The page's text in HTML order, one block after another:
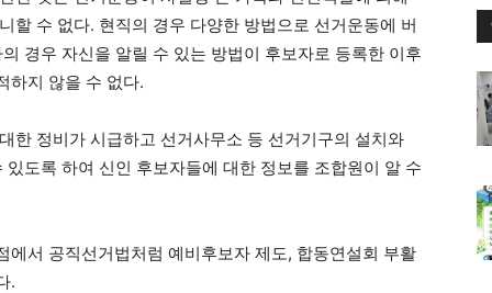
할 수 없다. 현직의 경우 다양한 방법으로 선거운동에 버
경우 자신을 알릴 수 있는 방법이 후보자로 등록한 이후
하지 않을 수 없다.
한 정비가 시급하고 선거사무소 등 선거기구의 설치와
도록 하여 신인 후보자들에 대한 정보를 조합원이 알 수
서 공직선거법처럼 예비후보자 제도, 합동연설회 부활
.